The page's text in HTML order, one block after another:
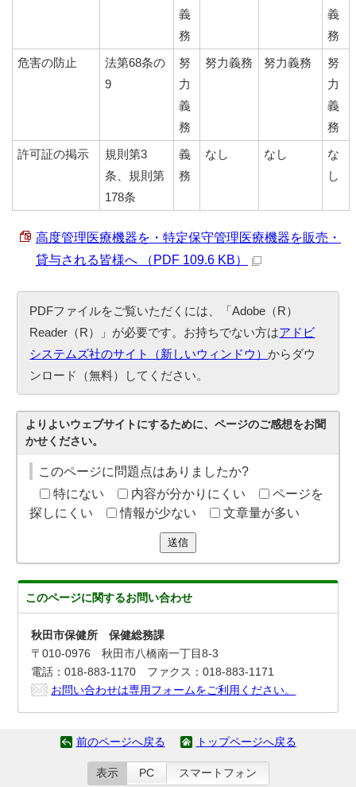
義
務
義
務
危害の防止
法第68条の
9
努
力
義
務
努力義務 努力義務
努
力
義
務
許可証の掲示
規則第3
条、規則第
178条
義
務
なし なし
な
し
高度管理医療機器を・特定保守管理医療機器を販売・
貸与される皆様へ （PDF 109.6 KB）
PDFファイルをご覧いただくには、「Adobe（R）
Reader（R）」が必要です。お持ちでない方はアドビ
システムズ社のサイト（新しいウィンドウ）からダウ
ンロード（無料）してください。
よりよいウェブサイトにするために、ページのご感想をお聞
かせください。
このページに問題点はありましたか?
特にない
内容が分かりにくい
ページを
探しにくい
情報が少ない 文章量が多い
送信
このページに関するお問い合わせ
秋田市保健所 保健総務課
〒010-0976 秋田市八橋南一丁目8-3
電話：018-883-1170 ファクス：018-883-1171
お問い合わせは専用フォームをご利用ください。
前のページへ戻る トップページへ戻る
表示 PC スマートフォン